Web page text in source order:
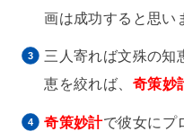
画は成功すると思い
三人寄れば文殊の知
恵を絞れば、 奇策妙
奇策妙計で彼女にプ